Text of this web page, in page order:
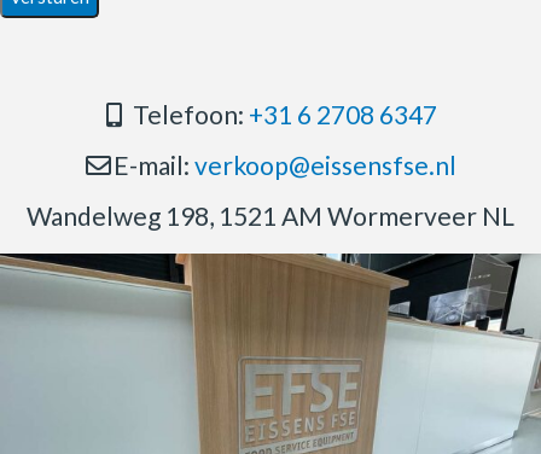
Telefoon: +31 6 2708 6347
E-mail: verkoop@eissensfse.nl
Wandelweg 198, 1521 AM Wormerveer NL